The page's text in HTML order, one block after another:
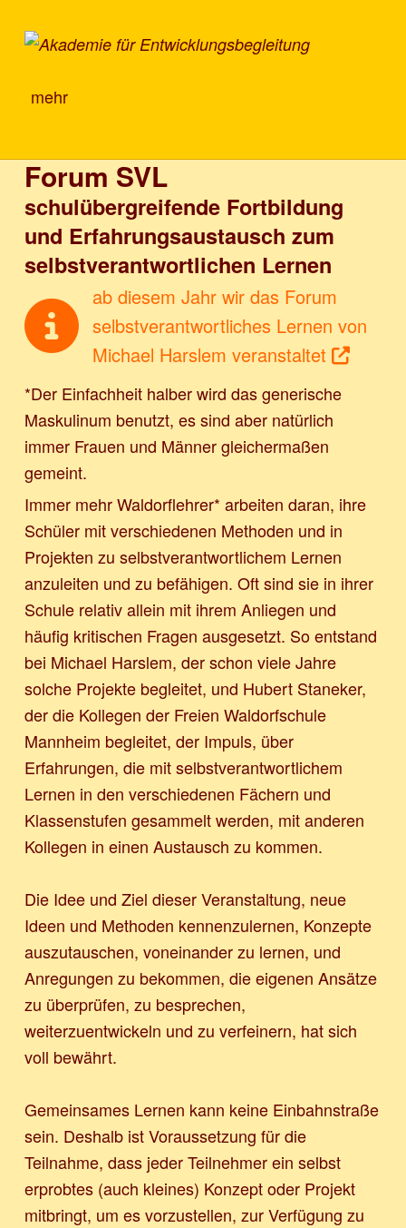
Akademie für Entwicklungsbegleitung
mehr
Forum SVL
schulübergreifende Fortbildung
und Erfahrungsaustausch zum
selbstverantwortlichen Lernen
ab diesem Jahr wir das Forum
ab diesem Jahr wir das Forum
selbst­verantwortliches Lernen von
Michael Harslem veranstaltet
*Der Einfachheit halber wird das generische
Maskulinum benutzt, es sind aber natürlich
immer Frauen und Männer gleichermaßen
gemeint.
Immer mehr Waldorflehrer* arbeiten daran, ihre
Schüler mit verschiedenen Methoden und in
Projekten zu selbstverantwortlichem Lernen
anzuleiten und zu befähigen. Oft sind sie in ihrer
Schule relativ allein mit ihrem Anliegen und
häufig kritischen Fragen ausgesetzt. So entstand
bei Michael Harslem, der schon viele Jahre
solche Projekte begleitet, und Hubert Staneker,
der die Kollegen der Freien Waldorfschule
Mannheim begleitet, der Impuls, über
Erfahrungen, die mit selbstverantwortlichem
Lernen in den verschiedenen Fächern und
Klassenstufen gesammelt werden, mit anderen
Kollegen in einen Austausch zu kommen.
Die Idee und Ziel dieser Veranstaltung, neue
Ideen und Methoden kennenzulernen, Konzepte
auszutauschen, voneinander zu lernen, und
Anregungen zu bekommen, die eigenen Ansätze
zu überprüfen, zu besprechen,
weiterzuentwickeln und zu verfeinern, hat sich
voll bewährt.
Gemeinsames Lernen kann keine Einbahnstraße
sein. Deshalb ist Voraussetzung für die
Teilnahme, dass jeder Teilnehmer ein selbst
erprobtes (auch kleines) Konzept oder Projekt
mitbringt, um es vorzustellen, zur Verfügung zu